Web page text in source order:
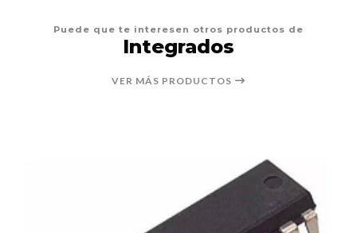
Puede que te interesen otros productos de
Integrados
VER MÁS PRODUCTOS